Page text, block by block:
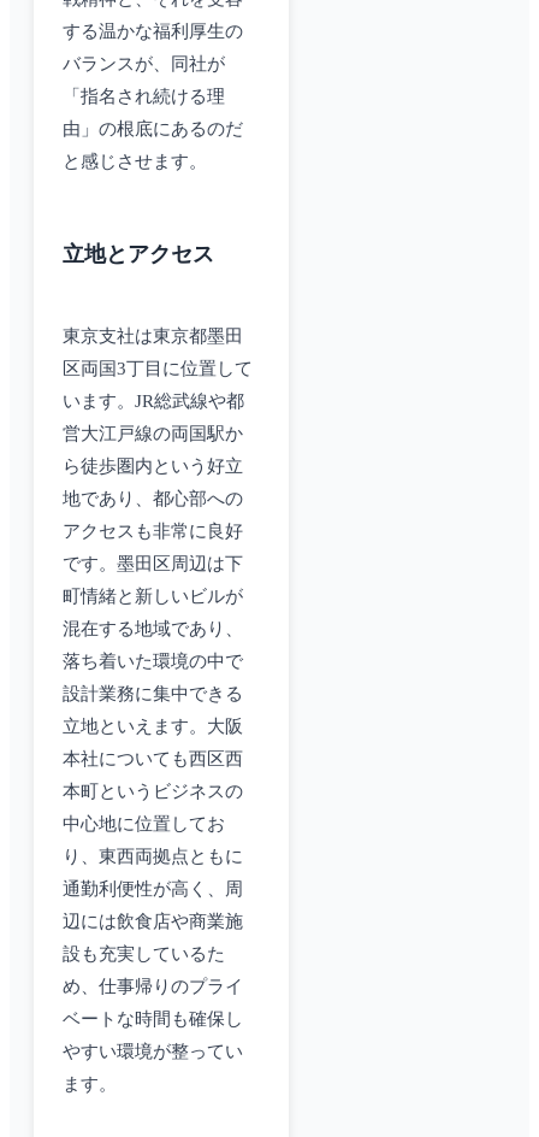
する温かな福利厚生の
バランスが、同社が
「指名され続ける理
由」の根底にあるのだ
と感じさせます。
立地とアクセス
東京支社は東京都墨田
区両国3丁目に位置して
います。JR総武線や都
営大江戸線の両国駅か
ら徒歩圏内という好立
地であり、都心部への
アクセスも非常に良好
です。墨田区周辺は下
町情緒と新しいビルが
混在する地域であり、
落ち着いた環境の中で
設計業務に集中できる
立地といえます。大阪
本社についても西区西
本町というビジネスの
中心地に位置してお
り、東西両拠点ともに
通勤利便性が高く、周
辺には飲食店や商業施
設も充実しているた
め、仕事帰りのプライ
ベートな時間も確保し
やすい環境が整ってい
ます。